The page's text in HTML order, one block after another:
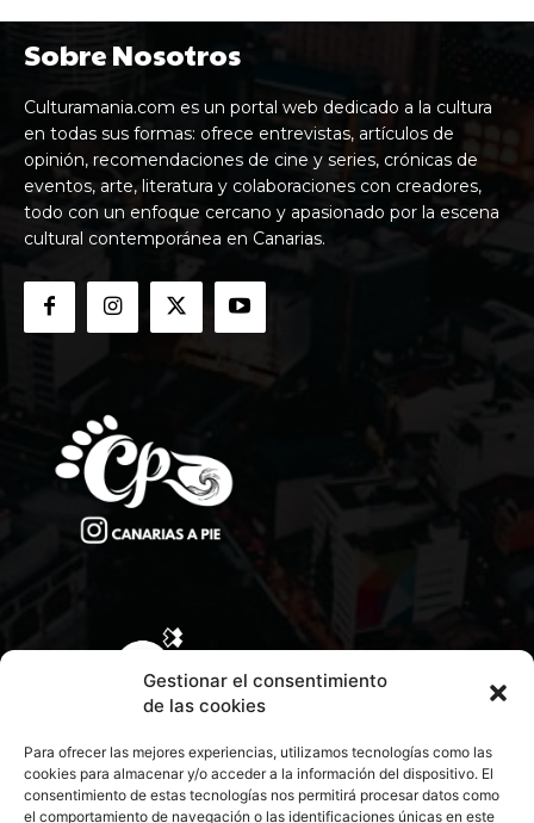
Gestionar el consentimiento
de las cookies
Para ofrecer las mejores experiencias, utilizamos tecnologías como las
cookies para almacenar y/o acceder a la información del dispositivo. El
consentimiento de estas tecnologías nos permitirá procesar datos como
el comportamiento de navegación o las identificaciones únicas en este
Sobre Nosotros
Culturamania.com es un portal web dedicado a la cultura
en todas sus formas: ofrece entrevistas, artículos de
opinión, recomendaciones de cine y series, crónicas de
eventos, arte, literatura y colaboraciones con creadores,
todo con un enfoque cercano y apasionado por la escena
cultural contemporánea en Canarias.